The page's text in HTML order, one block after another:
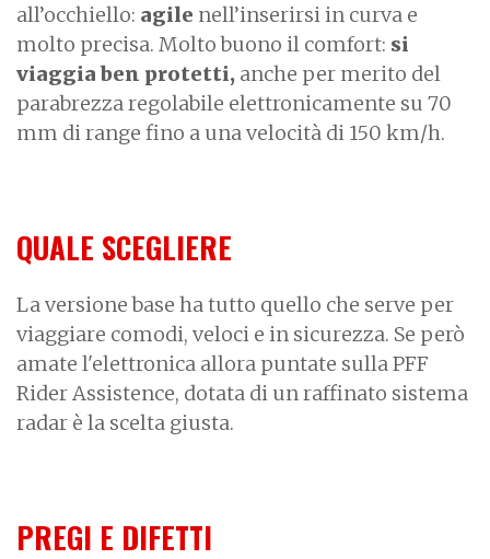
all’occhiello: agile nell’inserirsi in curva e
molto precisa. Molto buono il comfort: si
viaggia ben protetti, anche per merito del
parabrezza regolabile elettronicamente su 70
mm di range fino a una velocità di 150 km/h.
QUALE SCEGLIERE
La versione base ha tutto quello che serve per
viaggiare comodi, veloci e in sicurezza. Se però
amate l'elettronica allora puntate sulla PFF
Rider Assistence, dotata di un raffinato sistema
radar è la scelta giusta.
PREGI E DIFETTI